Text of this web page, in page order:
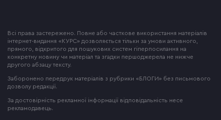
Всі права застережено. Повне або часткове використання матеріалів
інтернет-видання «КУРС» дозволяється тільки за умови активного,
прямого, відкритого для пошукових систем гіперпосилання на
конкретну новину чи матеріал та згадки першоджерела не нижче
другого абзацу тексту.
Заборонено передрук матеріалів з рубрики «БЛОГИ» без письмового
дозволу редакції.
За достовірність рекламної інформації відповідальність несе
рекламодавець.